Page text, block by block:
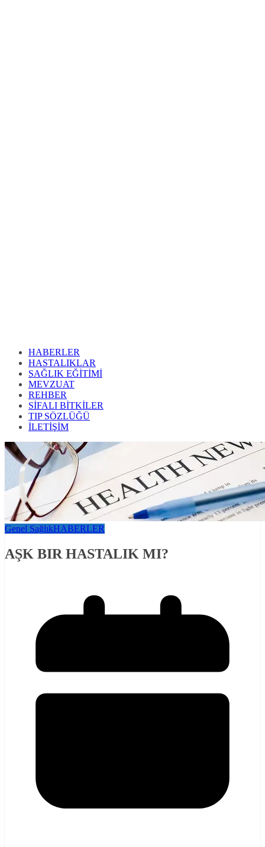
HABERLER
HASTALIKLAR
SAĞLIK EĞİTİMİ
MEVZUAT
REHBER
SİFALI BİTKİLER
TIP SÖZLÜĞÜ
İLETİŞİM
Genel SağlıkHABERLER
AŞK BIR HASTALIK MI?